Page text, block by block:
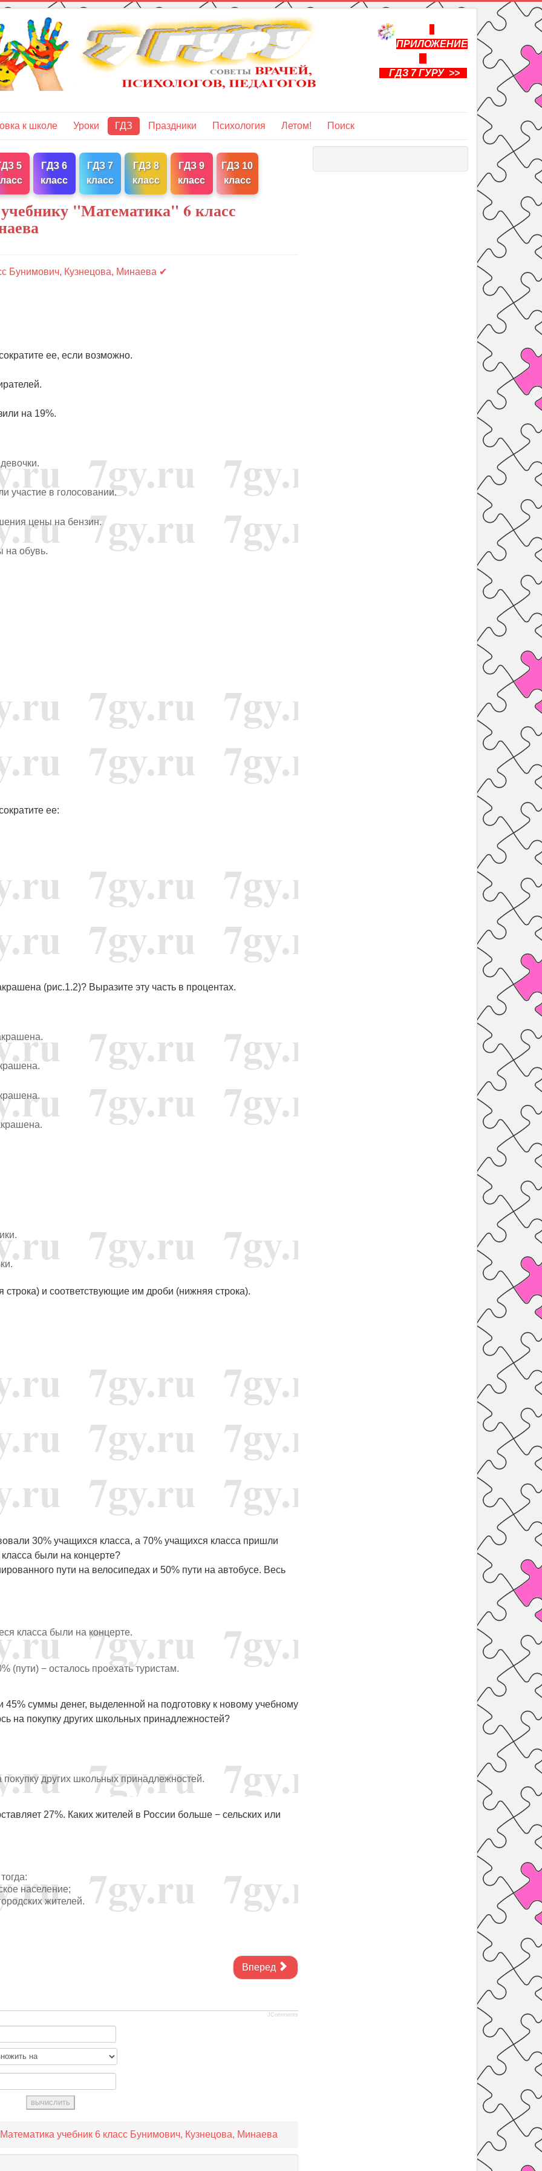
ПРИЛОЖЕНИЕ
ГДЗ 7 ГУРУ >>
к школе Уроки ГДЗ Праздники Психология Летом! Поиск
5
ГДЗ 6
класс
ГДЗ 7
класс
ГДЗ 8
класс
ГДЗ 9
класс
ГДЗ 10
класс
"Математика" 6 класс
Бунимович, Кузнецова, Минаева ✔
ее, если возможно.
на 19%.
участие в голосовании.
цены на бензин.
на обувь.
ее:
(рис.1.2)? Выразите эту часть в процентах.
строка) и соответствующие им дроби (нижняя строка).
30% учащихся класса, а 70% учащихся класса пришли
были на концерте?
пути на велосипедах и 50% пути на автобусе. Весь
класса были на концерте.
(пути) − осталось проехать туристам.
суммы денег, выделенной на подготовку к новому учебному
на покупку других школьных принадлежностей?
других школьных принадлежностей.
27%. Каких жителей в России больше − сельских или
население;
жителей.
Вперед
JComments
учебник 6 класс Бунимович, Кузнецова, Минаева